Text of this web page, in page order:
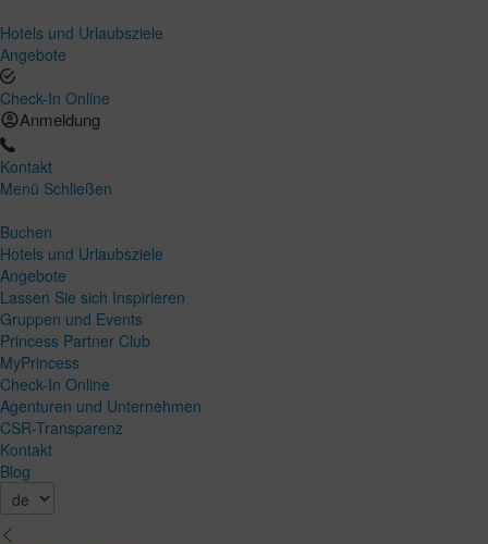
Hotels und Urlaubsziele
Angebote
Check-In Online
Anmeldung
Kontakt
Menü Schließen
Buchen
Hotels und Urlaubsziele
Angebote
Lassen Sie sich Inspirieren
Gruppen und Events
Princess Partner Club
MyPrincess
Check-In Online
Agenturen und Unternehmen
CSR-Transparenz
Kontakt
Blog